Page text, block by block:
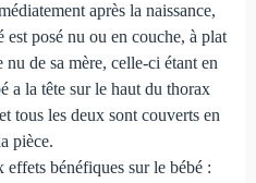
après la naissance,
est posé nu ou en couche, à plat
de sa mère, celle-ci étant en
a la tête sur le haut du thorax
tous les deux sont couverts en
pièce.
bénéfiques sur le bébé :